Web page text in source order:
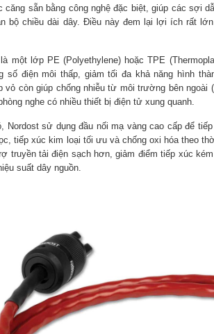
căng sẵn bằng công nghệ đặc biệt, giúp các sợi
bộ chiều dài dây. Điều này đem lại lợi ích rất
một lớp PE (Polyethylene) hoặc TPE
số điện môi thấp, giảm tối đa khả năng hình
vỏ còn giúp chống nhiễu từ môi trường bên ngoài
nghe có nhiều thiết bị điện tử xung quanh.
Nordost sử dụng đầu nối mạ vàng cao cấp để
tiếp xúc kim loại tối ưu và chống oxi hóa theo
truyền tải điện sạch hơn, giảm điểm tiếp xúc
suất dây nguồn.